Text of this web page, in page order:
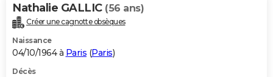
Nathalie GALLIC (56 ans)
Créer une cagnotte obsèques
Naissance
04/10/1964 à Paris (Paris)
Décès